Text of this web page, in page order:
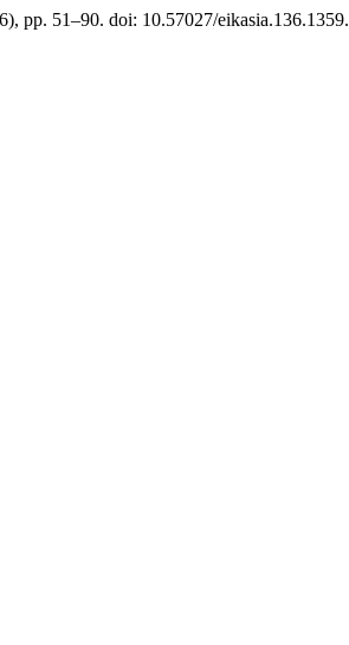
pp. 51–90. doi: 10.57027/eikasia.136.1359.